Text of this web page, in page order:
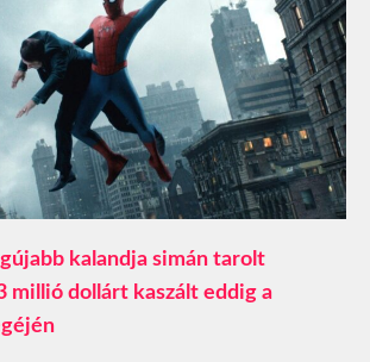
kalandja simán tarolt
millió dollárt kaszált eddig a